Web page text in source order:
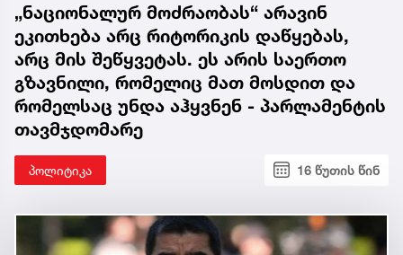
„ნაციონალურ მოძრაობას“ არავინ
ეკითხება არც რიტორიკის დაწყებას,
არც მის შეწყვეტას. ეს არის საერთო
გზავნილი, რომელიც მათ მოსდით და
რომელსაც უნდა აჰყვნენ - პარლამენტის
თავმჯდომარე
პოლიტიკა 16 წუთის წინ